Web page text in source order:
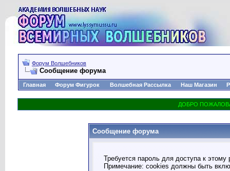
Форум Волшебников
Сообщение форума
Главная Форум Фигурок Волшебная Рассылка Наш Магазин
Сообщение форума
Требуется пароль для доступа к
Примечание: cookies должны быть